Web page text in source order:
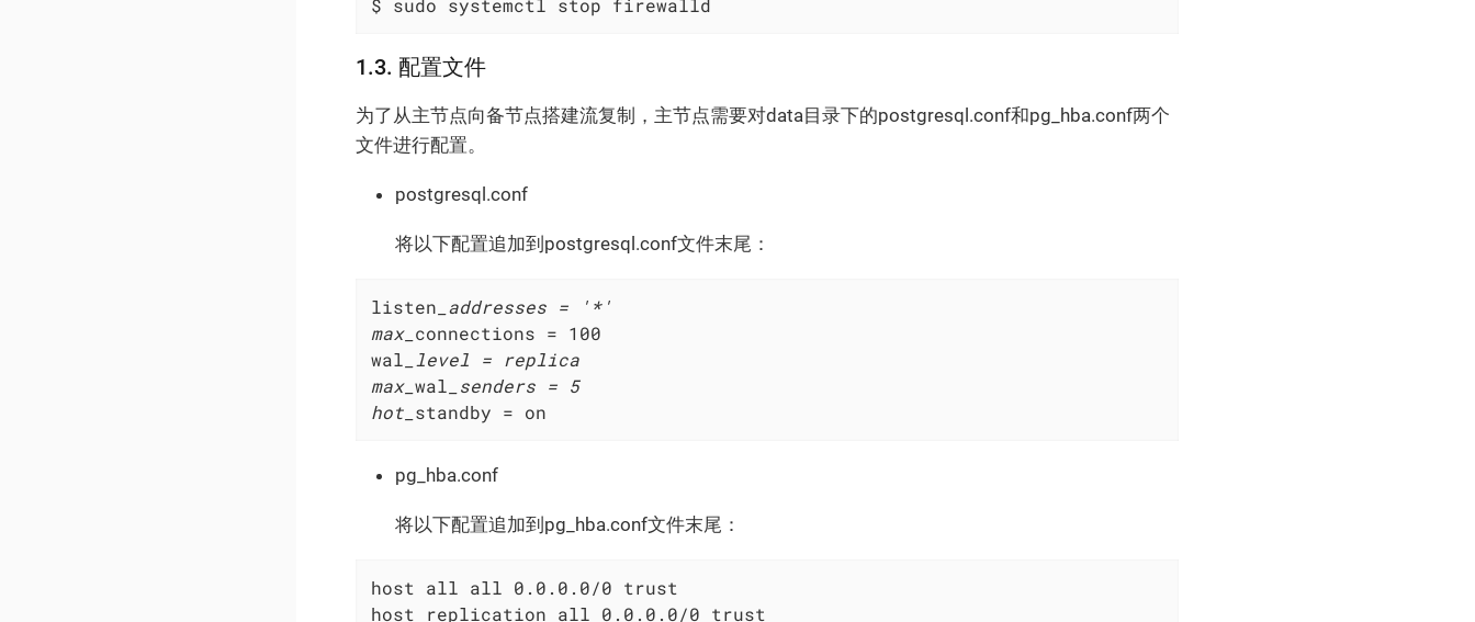
$ sudo systemctl stop firewalld
1.3. 配置文件
为了从主节点向备节点搭建流复制，主节点需要对data目录下的postgresql.conf和pg_hba.conf两个
文件进行配置。
postgresql.conf
将以下配置追加到postgresql.conf文件末尾：
listen _addresses = '*'
max_ connections = 100
wal _level = replica
max_ wal _senders = 5
hot_ standby = on
pg_hba.conf
将以下配置追加到pg_hba.conf文件末尾：
host all all 0.0.0.0/0 trust
host replication all 0.0.0.0/0 trust